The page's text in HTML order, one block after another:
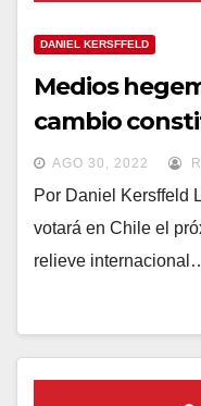
DANIEL KERSFFELD
Medios
cambio
AGO 30, 2022
Por Daniel Kersffeld
votará en Chile el
relieve